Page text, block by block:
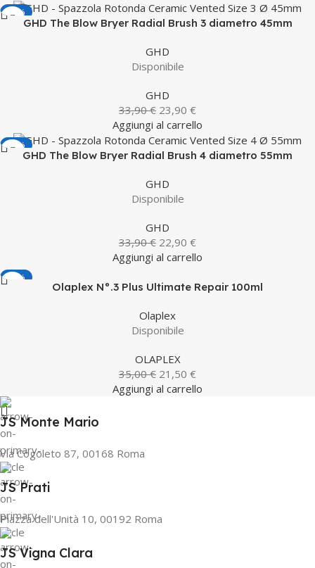
-29%
GHD The Blow Bryer Radial Brush 3 diametro 45mm
GHD
Disponibile
GHD
33,90€ 23,90 €
Aggiungi al carrello
-32%
GHD The Blow Bryer Radial Brush 4 diametro 55mm
GHD
Disponibile
GHD
33,90€ 22,90 €
Aggiungi al carrello
-39%
Olaplex N°.3 Plus Ultimate Repair 100ml
Olaplex
Disponibile
OLAPLEX
35,00€ 21,50 €
Aggiungi al carrello
JS Monte Mario
Via Cogoleto 87, 00168 Roma
JS Prati
Piazza dell'Unità 10, 00192 Roma
JS Vigna Clara